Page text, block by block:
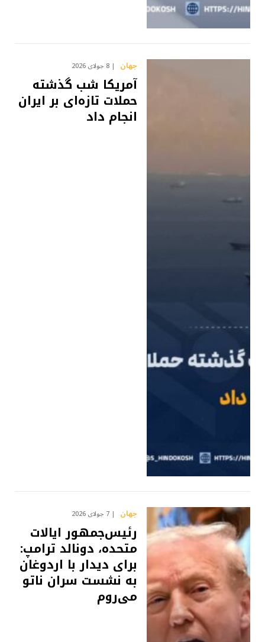
جهان 8 جولای 2026
آمریکا شب گذشته
حملات تازه‌ای بر ایران
انجام داد
جهان 7 جولای 2026
رئیس‌جمهور ایالات
متحده، دونالد ترامپ:
برای دیدار با اردوغان
به نشست سران ناتو
می‌روم